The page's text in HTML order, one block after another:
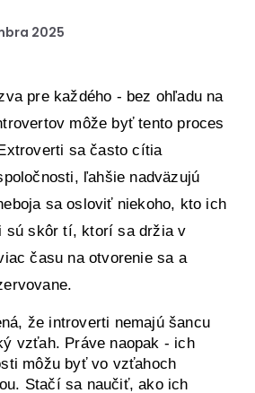
2025
pre každého - bez ohľadu na
môže byť tento proces
sa často cítia
ľahšie nadväzujú
sa osloviť niekoho, kto ich
sú skôr tí, ktorí sa držia v
času na otvorenie sa a
že introverti nemajú šancu
vzťah. Práve naopak - ich
môžu byť vo vzťahoch
Stačí sa naučiť, ako ich